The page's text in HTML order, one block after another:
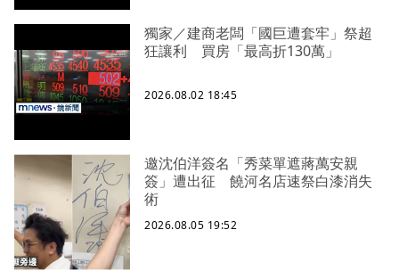
獨家／建商老闆「國巨遭套牢」祭超
狂讓利 買房「最高折130萬」
2026.08.02 18:45
邀沈伯洋簽名「秀菜單遮蔣萬安親
簽」遭出征 饒河名店速祭白漆消失
術
2026.08.05 19:52